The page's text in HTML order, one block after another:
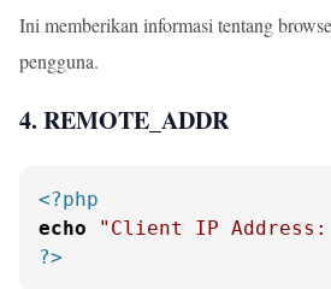
Ini memberikan informasi tentang
pengguna.
4. REMOTE_ADDR
<?php
echo
"Client IP
?>